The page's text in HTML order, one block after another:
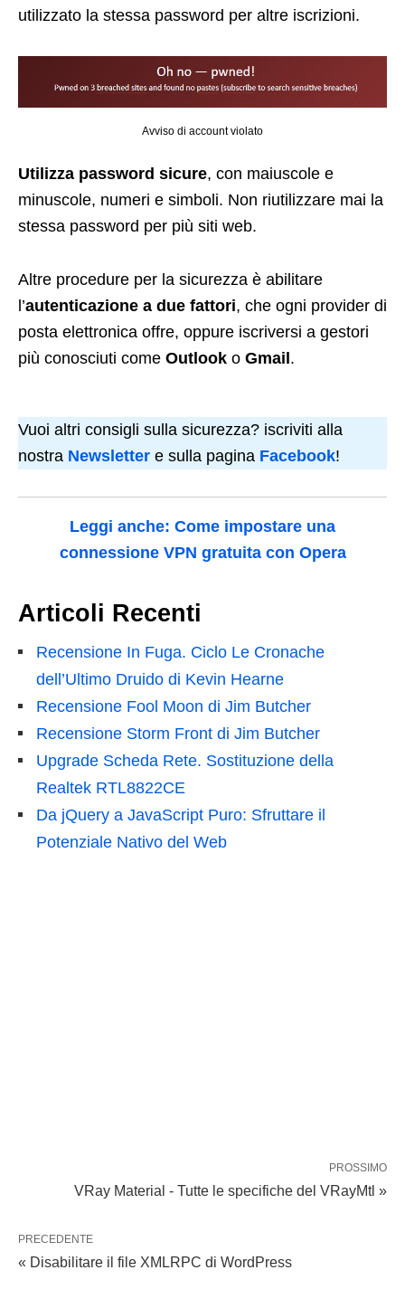
utilizzato la stessa password per altre iscrizioni.
Avviso di account violato
Utilizza password sicure, con maiuscole e
minuscole, numeri e simboli. Non riutilizzare mai la
stessa password per più siti web.
Altre procedure per la sicurezza è abilitare
l’autenticazione a due fattori, che ogni provider di
posta elettronica offre, oppure iscriversi a gestori
più conosciuti come Outlook o Gmail.
Vuoi altri consigli sulla sicurezza? iscriviti alla
nostra Newsletter e sulla pagina Facebook!
Leggi anche: Come impostare una
connessione VPN gratuita con Opera
Articoli Recenti
Recensione In Fuga. Ciclo Le Cronache
dell’Ultimo Druido di Kevin Hearne
Recensione Fool Moon di Jim Butcher
Recensione Storm Front di Jim Butcher
Upgrade Scheda Rete. Sostituzione della
Realtek RTL8822CE
Da jQuery a JavaScript Puro: Sfruttare il
Potenziale Nativo del Web
PROSSIMO
VRay Material - Tutte le specifiche del VRayMtl »
PRECEDENTE
« Disabilitare il file XMLRPC di WordPress